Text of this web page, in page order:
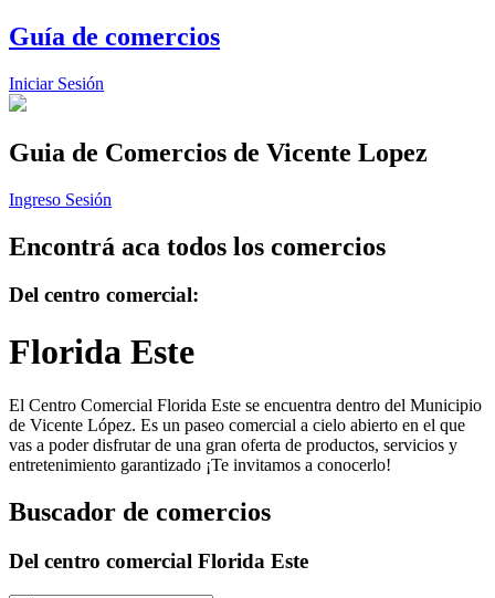
Guía de comercios
Iniciar Sesión
Guia de Comercios de Vicente Lopez
Ingreso Sesión
Encontrá aca todos los comercios
Del centro comercial:
Florida Este
El Centro Comercial Florida Este se encuentra dentro del Municipio
de Vicente López. Es un paseo comercial a cielo abierto en el que
vas a poder disfrutar de una gran oferta de productos, servicios y
entretenimiento garantizado ¡Te invitamos a conocerlo!
Buscador de comercios
Del centro comercial Florida Este